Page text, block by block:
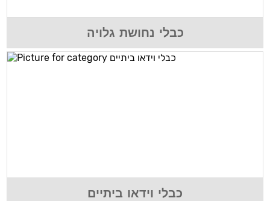
כבלי נחושת גלויה
כבלי וידאו ביתיים